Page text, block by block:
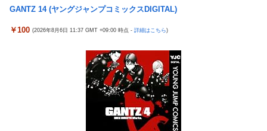
【実戦報告】Lストリートファイター6の評判まとめ！ヤレる感が
フォ」←マジで無駄な事やってるよな
【画像】田中みな実さん、妊娠中とは思えないヒール姿で登場し
ワイ手取り15万正社員→副業でウーバーやってるんやが金がない
株式投資、若年男性の自信喪失の原因に-6割超が「人生の敗者」
【衝撃】 中国製ルーター20機種にバックドア発見！ ネットに繋
ぐだけで35秒ごとに中国のサーバーと通信
【有能】政府「トラックはサービスエリア利用有料化すればサボ
らず走るし流問題解決じゃね？」
母と一緒の時に、明らかに足に障害がある方が歩いていた。母
「なんであんな歩き方なの？ふざけてるの？」
GANTZ 14 (ヤングジャンプコミックスDIGITAL)
￥100 (2026年8月6日 11:37 GMT +09:00 時点 - 詳細はこちら)